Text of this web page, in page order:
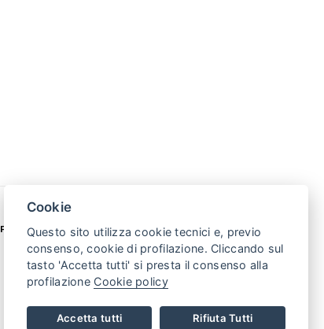
PUNTO VENDITA: SAN SECONDO (TO) 10060
VIA VALPELLICE, 100
TEL. +39 0121 500508
Cookie
Questo sito utilizza cookie tecnici e, previo
consenso, cookie di profilazione. Cliccando sul
tasto 'Accetta tutti' si presta il consenso alla
profilazione Cookie policy
Accetta tutti Rifiuta Tutti